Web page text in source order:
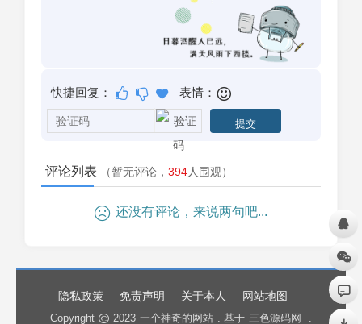
快捷回复： 表情：
评论列表 （暂无评论， 394人围观）
还没有评论，来说两句吧...
隐私政策 免责声明 关于本人 网站地图
Copyright 2023 一个神奇的网站 . 基于 三色源码网 .